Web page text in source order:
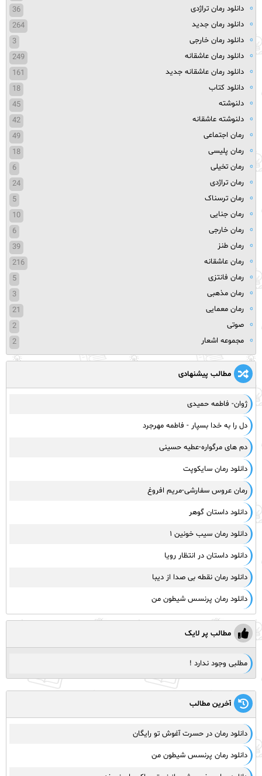
دانلود رمان تراژدی
36
دانلود رمان جدید
264
دانلود رمان خارجی
3
دانلود رمان عاشقانه
249
دانلود رمان عاشقانه جدید
161
دانلود کتاب
18
دلنوشته
45
دلنوشته عاشقانه
42
رمان اجتماعی
49
رمان پلیسی
18
رمان تخیلی
6
رمان تراژدی
24
رمان ترسناک
5
رمان جنایی
10
رمان خارجی
6
رمان طنز
39
رمان عاشقانه
216
رمان فانتزی
5
رمان مذهبی
3
رمان معمایی
21
صوتی
2
مجموعه اشعار
2
مطالب پیشنهادی
ژوان- فاطمه حمیدی
دل را به خدا بسپار - فاطمه مهرجرد
دم های مرگواره-عطیه حسینی
دانلود رمان سایکوپت
رمان عروس سفارشی-مریم افروغ
دانلود داستان گوهر
دانلود رمان سیب خونین ۱
دانلود داستان در انتظار رویا
دانلود رمان نقطه بی صدا از دیبا
دانلود رمان پرنسس شیطون من
مطالب پر لایک
مطلبی وجود ندارد !
آخرین مطالب
دانلود رمان در حسرت آغوش تو رایگان
دانلود رمان پرنسس شیطون من